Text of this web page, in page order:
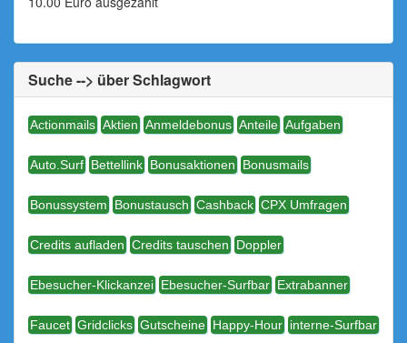
Suche --> über Schlagwort
Actionmails Aktien Anmeldebonus Anteile Aufgaben
Auto.Surf Bettellink Bonusaktionen Bonusmails
Bonussystem Bonustausch Cashback CPX Umfragen
Credits aufladen Credits tauschen Doppler
Ebesucher-Klickanzei Ebesucher-Surfbar Extrabanner
Faucet Gridclicks Gutscheine Happy-Hour interne-Surfbar